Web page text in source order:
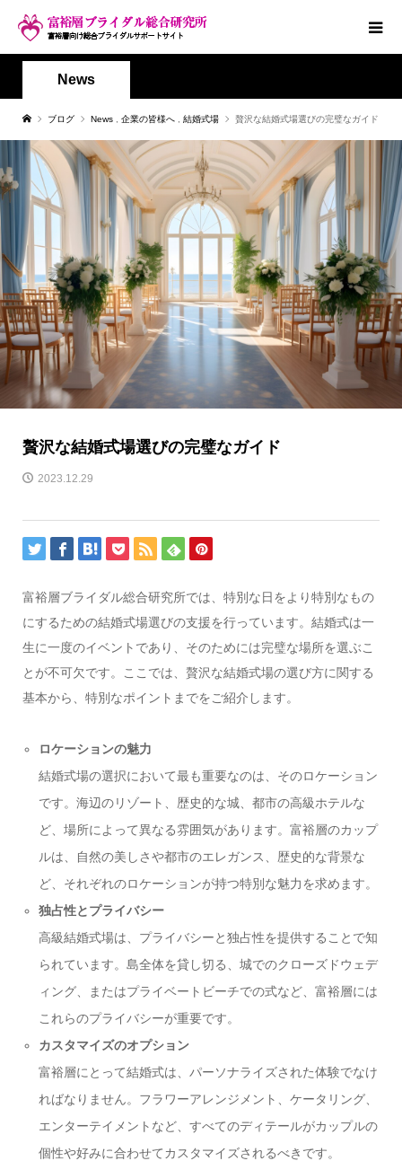
News
ブログ News 企業の皆様へ 結婚式場 贅沢な結婚式場選びの完璧なガイド
贅沢な結婚式場選びの完璧なガイド
2023.12.29
富裕層ブライダル総合研究所では、特別な日をより特別なもの
にするための結婚式場選びの支援を行っています。結婚式は一
生に一度のイベントであり、そのためには完璧な場所を選ぶこ
とが不可欠です。ここでは、贅沢な結婚式場の選び方に関する
基本から、特別なポイントまでをご紹介します。
ロケーションの魅力
結婚式場の選択において最も重要なのは、そのロケーション
です。海辺のリゾート、歴史的な城、都市の高級ホテルな
ど、場所によって異なる雰囲気があります。富裕層のカップ
ルは、自然の美しさや都市のエレガンス、歴史的な背景な
ど、それぞれのロケーションが持つ特別な魅力を求めます。
独占性とプライバシー
高級結婚式場は、プライバシーと独占性を提供することで知
られています。島全体を貸し切る、城でのクローズドウェデ
ィング、またはプライベートビーチでの式など、富裕層には
これらのプライバシーが重要です。
カスタマイズのオプション
富裕層にとって結婚式は、パーソナライズされた体験でなけ
ればなりません。フラワーアレンジメント、ケータリング、
エンターテイメントなど、すべてのディテールがカップルの
個性や好みに合わせてカスタマイズされるべきです。